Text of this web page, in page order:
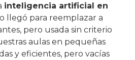
inteligencia artificial en
llegó para reemplazar a
pero usada sin criterio
aulas en pequeñas
y eficientes, pero vacías